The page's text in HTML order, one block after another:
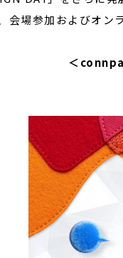
会場参加およびオン
＜